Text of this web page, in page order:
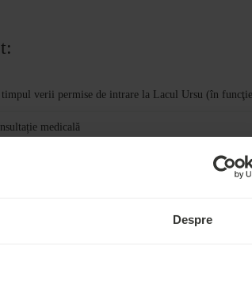
Despre
verii permise de intrare la Lacul Ursu (în
medicală